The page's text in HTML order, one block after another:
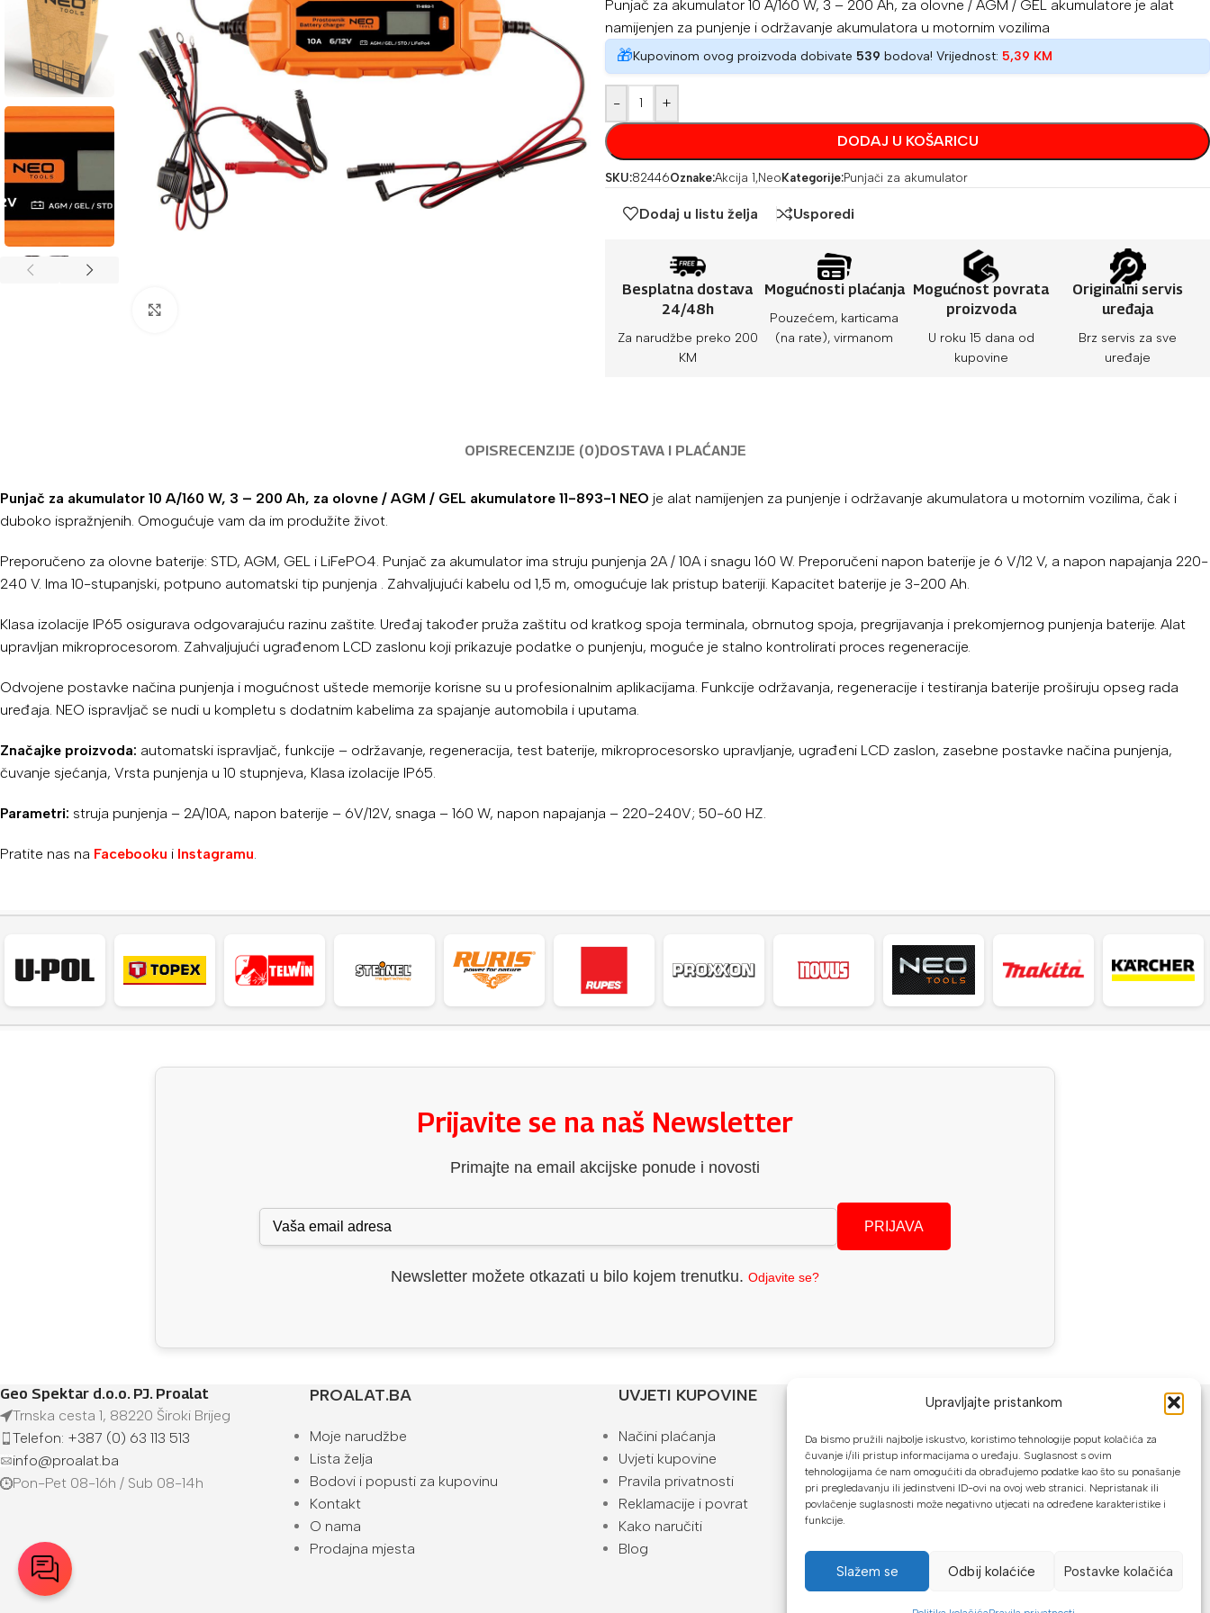
Upravljajte pristankom
Da bismo pružili najbolje iskustvo, koristimo tehnologije poput kolačića za
čuvanje i/ili pristup informacijama o uređaju. Suglasnost s ovim
tehnologijama će nam omogućiti da obrađujemo podatke kao što su ponašanje
pri pregledavanju ili jedinstveni ID-ovi na ovoj web stranici. Nepristanak ili
povlačenje suglasnosti može negativno utjecati na određene karakteristike i
funkcije.
Slažem se Odbij kolaćiće Postavke kolačića
Punjač za akumulator 10 A/160 W, 3 – 200 Ah, za olovne / AGM / GEL akumulatore je alat
namijenjen za punjenje i održavanje akumulatora u motornim vozilima
🎁Kupovinom ovog proizvoda dobivate 539 bodova! Vrijednost: 5,39 KM
- +
DODAJ U KOŠARICU
SKU:82446Oznake:Akcija 1,NeoKategorije:Punjači za akumulator
Dodaj u listu želja Usporedi
Besplatna dostava
24/48h
Za narudžbe preko 200
KM
Mogućnosti plaćanja
Pouzećem, karticama
(na rate), virmanom
Mogućnost povrata
proizvoda
U roku 15 dana od
kupovine
Originalni servis
uređaja
Brz servis za sve
uređaje
OPISRECENZIJE (0)DOSTAVA I PLAĆANJE
Punjač za akumulator 10 A/160 W, 3 – 200 Ah, za olovne / AGM / GEL akumulatore 11-893-1 NEO je alat namijenjen za punjenje i održavanje akumulatora u motornim vozilima, čak i
duboko ispražnjenih. Omogućuje vam da im produžite život.
Preporučeno za olovne baterije: STD, AGM, GEL i LiFePO4. Punjač za akumulator ima struju punjenja 2A / 10A i snagu 160 W. Preporučeni napon baterije je 6 V/12 V, a napon napajanja 220-
240 V. Ima 10-stupanjski, potpuno automatski tip punjenja . Zahvaljujući kabelu od 1,5 m, omogućuje lak pristup bateriji. Kapacitet baterije je 3-200 Ah.
Klasa izolacije IP65 osigurava odgovarajuću razinu zaštite. Uređaj također pruža zaštitu od kratkog spoja terminala, obrnutog spoja, pregrijavanja i prekomjernog punjenja baterije. Alat
upravljan mikroprocesorom. Zahvaljujući ugrađenom LCD zaslonu koji prikazuje podatke o punjenju, moguće je stalno kontrolirati proces regeneracije.
Odvojene postavke načina punjenja i mogućnost uštede memorije korisne su u profesionalnim aplikacijama. Funkcije održavanja, regeneracije i testiranja baterije proširuju opseg rada
uređaja. NEO ispravljač se nudi u kompletu s dodatnim kabelima za spajanje automobila i uputama.
Značajke proizvoda: automatski ispravljač, funkcije – održavanje, regeneracija, test baterije, mikroprocesorsko upravljanje, ugrađeni LCD zaslon, zasebne postavke načina punjenja,
čuvanje sjećanja, Vrsta punjenja u 10 stupnjeva, Klasa izolacije IP65.
Parametri: struja punjenja – ​​2A/10A, napon baterije – 6V/12V, snaga – 160 W, napon napajanja – 220-240V; 50-60 HZ.
Pratite nas na Facebooku i Instagramu.
Prijavite se na naš Newsletter
Primajte na email akcijske ponude i novosti
PRIJAVA
Newsletter možete otkazati u bilo kojem trenutku. Odjavite se?
Geo Spektar d.o.o. PJ. Proalat
Trnska cesta 1, 88220 Široki Brijeg
Telefon: +387 (0) 63 113 513
info@proalat.ba
Pon-Pet 08-16h / Sub 08-14h
PROALAT.BA
Moje narudžbe
Lista želja
Bodovi i popusti za kupovinu
Kontakt
O nama
Prodajna mjesta
UVJETI KUPOVINE
Načini plaćanja
Uvjeti kupovine
Pravila privatnosti
Reklamacije i povrat
Kako naručiti
Blog
NAČINI PLAĆANJA
U našoj web trgovini možete platiti:
Kreditnim karticama jednokratno ili do
24 rate
Gotovinom prilikom preuzimanja
Mikrofin do 18 rata